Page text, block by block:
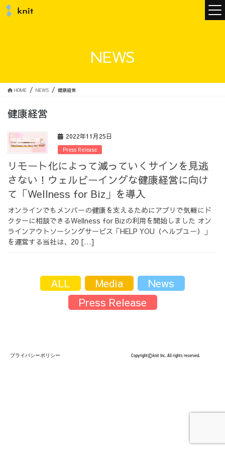
メンバー 会社概要
サービス
採用情報
採用情報トップ チームインタビュー01
チームインタビュー02 チームインタビュー03
NEWS
HOME NEWS 健康経営
健康経営
2022年11月25日
Press Release
リモート化によって減っていくサインを見逃
さない！ウェルビーイングな健康経営に向け
て「Wellness for Biz」を導入
オンラインでもメンバーの健康を支えるためにアプリで気軽にド
クターに相談できるWellness for Bizの利用を開始しました オン
ラインアウトソーシングサービス「HELP YOU（ヘルプユー）」
を運営する当社は、20 […]
ALL Media
News
Press Release
プライバシーポリシー Copyright©knit Inc. All rights reserved.